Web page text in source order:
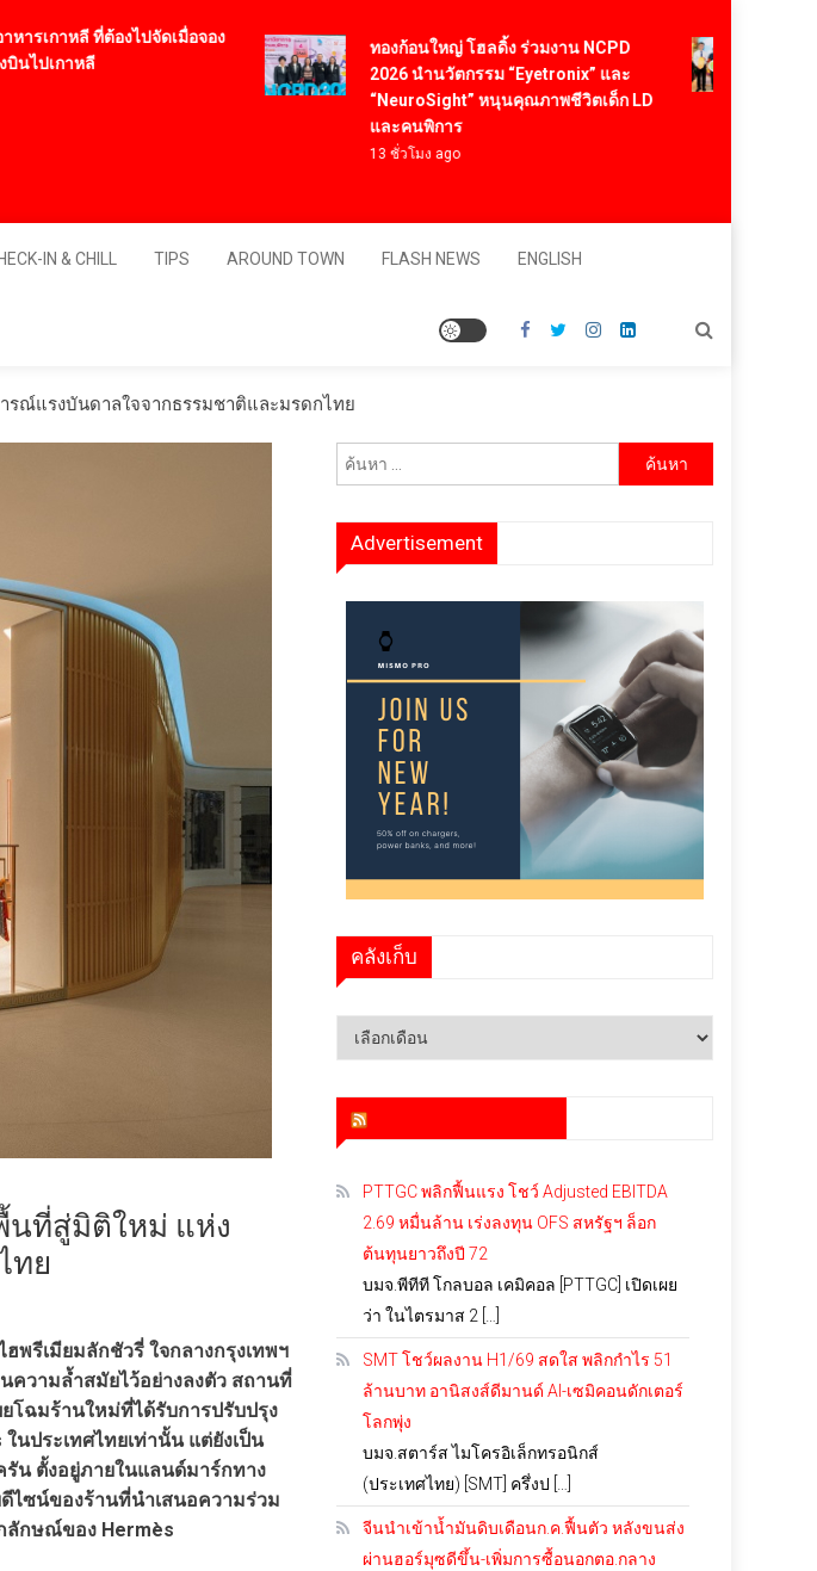
เกาหลี ที่ต้องไปจัดเมื่อจอง
เกาหลี
ทองก้อนใหญ่ โฮลดิ้ง ร่วมงาน NCPD
2026 นำนวัตกรรม “Eyetronix” และ
“NeuroSight” หนุนคุณภาพชีวิตเด็ก LD
และคนพิการ
13 ชั่วโมง ago
IN & CHILL TIPS AROUND TOWN FLASH NEWS ENGLISH
รณ์แรงบันดาลใจจากธรรมชาติและมรดกไทย
นที่สู่มิติใหม่ แห่ง
ทย
พรีเมียมลักชัวรี่ ใจกลางกรุงเทพฯ
ความล้ำสมัยไว้อย่างลงตัว สถานที่
โฉมร้านใหม่ที่ได้รับการปรับปรุง
นประเทศไทยเท่านั้น แต่ยังเป็น
น ตั้งอยู่ภายในแลนด์มาร์กทาง
ไซน์ของร้านที่นำเสนอความร่วม
ลักษณ์ของ Hermès
ค้นหา
Advertisement
คลังเก็บ
คลัง
PTTGC พลิกฟื้นแรง โชว์ Adjusted EBITDA
2.69 หมื่นล้าน เร่งลงทุน OFS สหรัฐฯ ล็อก
ต้นทุนยาวถึงปี 72
บมจ.พีทีที โกลบอล เคมิคอล [PTTGC] เปิดเผย
ว่า ในไตรมาส 2 […]
SMT โชว์ผลงาน H1/69 สดใส พลิกกำไร 51
ล้านบาท อานิสงส์ดีมานด์ AI-เซมิคอนดักเตอร์
โลกพุ่ง
บมจ.สตาร์ส ไมโครอิเล็กทรอนิกส์
(ประเทศไทย) [SMT] ครึ่งป […]
จีนนำเข้าน้ำมันดิบเดือนก.ค.ฟื้นตัว หลังขนส่ง
ผ่านฮอร์มุซดีขึ้น-เพิ่มการซื้อนอกตอ.กลาง